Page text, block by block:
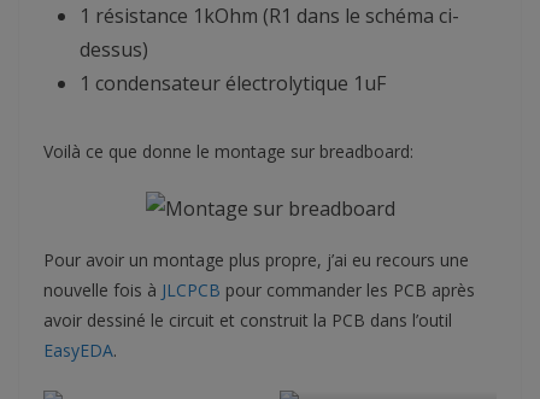
1 résistance 1kOhm (R1 dans le schéma ci-
dessus)
1 condensateur électrolytique 1uF
Voilà ce que donne le montage sur breadboard:
Pour avoir un montage plus propre, j’ai eu recours une
nouvelle fois à JLCPCB pour commander les PCB après
avoir dessiné le circuit et construit la PCB dans l’outil
EasyEDA.